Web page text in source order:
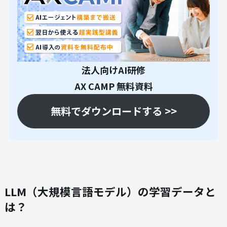
法人向けAI研修
AX CAMP 無料資料
無料でダウンロードする >>
LLM（大規模言語モデル）の学習データと
は？